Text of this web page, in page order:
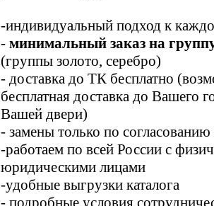
-индивидуальный подход к
- минимальный заказ на
(группы золото, серебро)
- доставка до ТК бесплатно
бесплатная доставка до Вашего
Вашей двери)
- замены только по согласованию
-работаем по всей России с
юридическими лицами
-удобные выгрузки каталога
- подробные условия